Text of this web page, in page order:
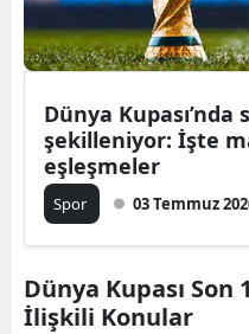
Dünya Kupası’nda
şekilleniyor: İşte
eşleşmeler
Spor 03 Temmuz
Dünya Kupası
İlişkili Konular